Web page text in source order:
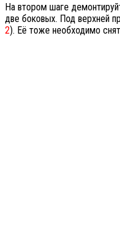
На втором шаге
две боковых. Под верхней
2). Её тоже необходимо